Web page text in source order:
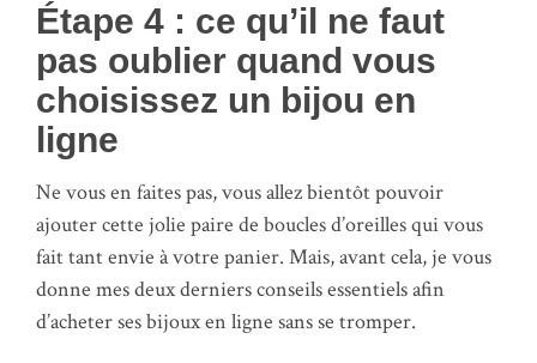
Étape 4 : ce qu’il ne faut
pas oublier quand vous
choisissez un bijou en
ligne
Ne vous en faites pas, vous allez bientôt pouvoir
ajouter cette jolie paire de boucles d’oreilles qui vous
fait tant envie à votre panier. Mais, avant cela, je vous
donne mes deux derniers conseils essentiels afin
d’acheter ses bijoux en ligne sans se tromper.